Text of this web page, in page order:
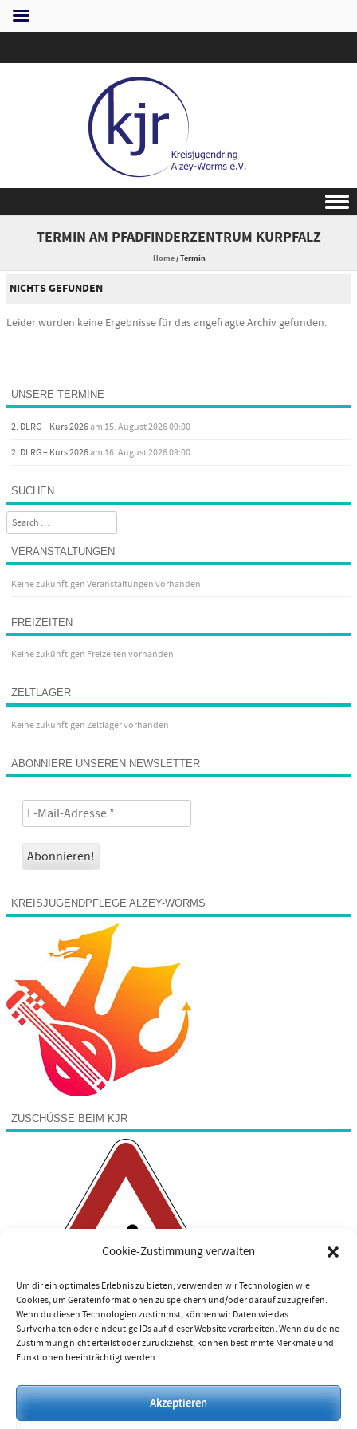
Cookie-Zustimmung verwalten
Um dir ein optimales Erlebnis zu bieten, verwenden wir Technologien wie
Cookies, um Geräteinformationen zu speichern und/oder darauf zuzugreifen.
Wenn du diesen Technologien zustimmst, können wir Daten wie das
Surfverhalten oder eindeutige IDs auf dieser Website verarbeiten. Wenn du deine
Zustimmung nicht erteilst oder zurückziehst, können bestimmte Merkmale und
Funktionen beeinträchtigt werden.
Akzeptieren
TERMIN AM PFADFINDERZENTRUM KURPFALZ
Home/Termin
NICHTS GEFUNDEN
Leider wurden keine Ergebnisse für das angefragte Archiv gefunden.
UNSERE TERMINE
2. DLRG – Kurs 2026am 15. August 2026 09:00
2. DLRG – Kurs 2026am 16. August 2026 09:00
SUCHEN
Search
VERANSTALTUNGEN
Keine zukünftigen Veranstaltungen vorhanden
FREIZEITEN
Keine zukünftigen Freizeiten vorhanden
ZELTLAGER
Keine zukünftigen Zeltlager vorhanden
ABONNIERE UNSEREN NEWSLETTER
KREISJUGENDPFLEGE ALZEY-WORMS
ZUSCHÜSSE BEIM KJR
Impressum